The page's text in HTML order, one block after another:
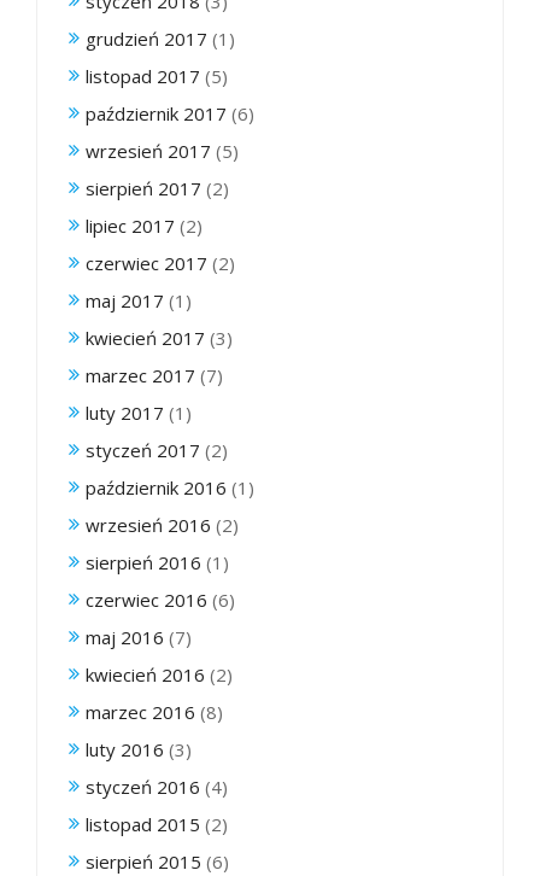
grudzień 2017 (1)
listopad 2017 (5)
październik 2017 (6)
wrzesień 2017 (5)
sierpień 2017 (2)
lipiec 2017 (2)
czerwiec 2017 (2)
maj 2017 (1)
kwiecień 2017 (3)
marzec 2017 (7)
luty 2017 (1)
styczeń 2017 (2)
październik 2016 (1)
wrzesień 2016 (2)
sierpień 2016 (1)
czerwiec 2016 (6)
maj 2016 (7)
kwiecień 2016 (2)
marzec 2016 (8)
luty 2016 (3)
styczeń 2016 (4)
listopad 2015 (2)
sierpień 2015 (6)